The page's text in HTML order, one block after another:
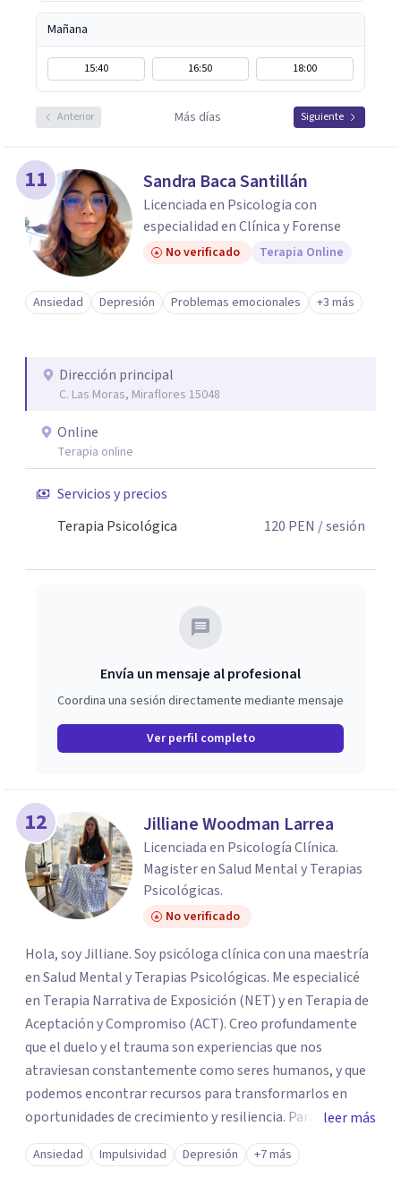
Mañana
15:40 16:50 18:00
Anterior Más días Siguiente
11 Sandra Baca Santillán
Licenciada en Psicologia con
especialidad en Clínica y Forense
No verificado Terapia Online
Ansiedad Depresión Problemas emocionales +3 más
Dirección principal
C. Las Moras, Miraflores 15048
Online
Terapia online
Servicios y precios
Terapia Psicológica
120 PEN / sesión
Envía un mensaje al profesional
Coordina una sesión directamente mediante mensaje
Ver perfil completo
12 Jilliane Woodman Larrea
Licenciada en Psicología Clínica.
Magister en Salud Mental y Terapias
Psicológicas.
No verificado
Hola, soy Jilliane. Soy psicóloga clínica con una maestría
en Salud Mental y Terapias Psicológicas. Me especialicé
en Terapia Narrativa de Exposición (NET) y en Terapia de
Aceptación y Compromiso (ACT). Creo profundamente
que el duelo y el trauma son experiencias que nos
atraviesan constantemente como seres humanos, y que
podemos encontrar recursos para transformarlos en
oportunidades de crecimiento y resiliencia. Para mí es
fundamental adaptar cada proceso terapéutico al
diagnóstico, a la historia y a la esencia de cada persona,
leer más
Ansiedad Impulsividad Depresión +7 más